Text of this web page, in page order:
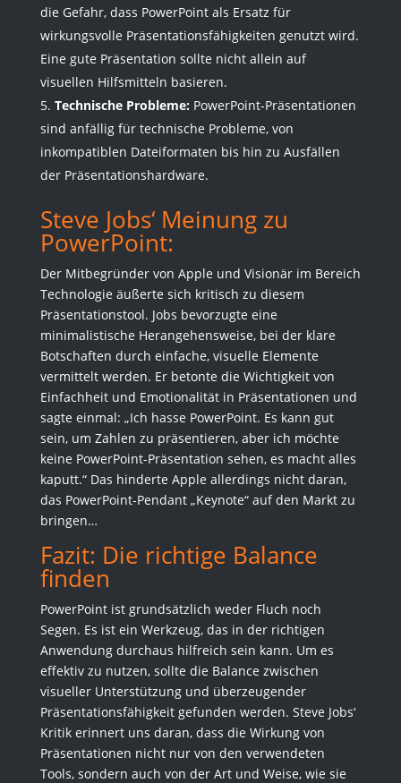
die Gefahr, dass PowerPoint als Ersatz für
wirkungsvolle Präsentationsfähigkeiten genutzt wird.
Eine gute Präsentation sollte nicht allein auf
visuellen Hilfsmitteln basieren.
Technische Probleme: PowerPoint-Präsentationen
sind anfällig für technische Probleme, von
inkompatiblen Dateiformaten bis hin zu Ausfällen
der Präsentationshardware.
Steve Jobs‘ Meinung zu
PowerPoint:
Der Mitbegründer von Apple und Visionär im Bereich
Technologie äußerte sich kritisch zu diesem
Präsentationstool. Jobs bevorzugte eine
minimalistische Herangehensweise, bei der klare
Botschaften durch einfache, visuelle Elemente
vermittelt werden. Er betonte die Wichtigkeit von
Einfachheit und Emotionalität in Präsentationen und
sagte einmal: „Ich hasse PowerPoint. Es kann gut
sein, um Zahlen zu präsentieren, aber ich möchte
keine PowerPoint-Präsentation sehen, es macht alles
kaputt.“ Das hinderte Apple allerdings nicht daran,
das PowerPoint-Pendant „Keynote“ auf den Markt zu
bringen…
Fazit: Die richtige Balance
finden
PowerPoint ist grundsätzlich weder Fluch noch
Segen. Es ist ein Werkzeug, das in der richtigen
Anwendung durchaus hilfreich sein kann. Um es
effektiv zu nutzen, sollte die Balance zwischen
visueller Unterstützung und überzeugender
Präsentationsfähigkeit gefunden werden. Steve Jobs‘
Kritik erinnert uns daran, dass die Wirkung von
Präsentationen nicht nur von den verwendeten
Tools, sondern auch von der Art und Weise, wie sie